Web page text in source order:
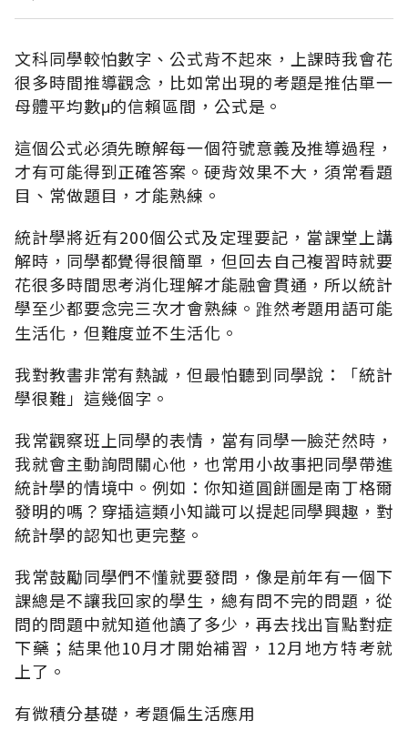
文科同學較怕數字、公式背不起來，上課時我會花
很多時間推導觀念，比如常出現的考題是推估單一
母體平均數μ的信賴區間，公式是。
這個公式必須先瞭解每一個符號意義及推導過程，
才有可能得到正確答案。硬背效果不大，須常看題
目、常做題目，才能熟練。
統計學將近有200個公式及定理要記，當課堂上講
解時，同學都覺得很簡單，但回去自己複習時就要
花很多時間思考消化理解才能融會貫通，所以統計
學至少都要念完三次才會熟練。踓然考題用語可能
生活化，但難度並不生活化。
我對教書非常有熱誠，但最怕聽到同學說：「統計
學很難」這幾個字。
我常觀察班上同學的表情，當有同學一臉茫然時，
我就會主動詢問關心他，也常用小故事把同學帶進
統計學的情境中。例如：你知道圓餅圖是南丁格爾
發明的嗎？穿插這類小知識可以提起同學興趣，對
統計學的認知也更完整。
我常鼓勵同學們不懂就要發問，像是前年有一個下
課總是不讓我回家的學生，總有問不完的問題，從
問的問題中就知道他讀了多少，再去找出盲點對症
下藥；結果他10月才開始補習，12月地方特考就
上了。
有微積分基礎，考題偏生活應用